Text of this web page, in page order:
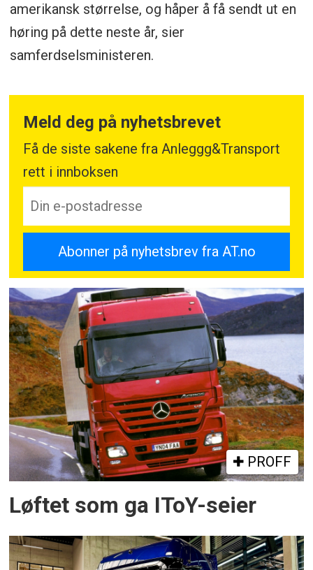
amerikansk størrelse, og håper å få sendt ut en
høring på dette neste år, sier
samferdselsministeren.
Meld deg på nyhetsbrevet
Få de siste sakene fra Anleggg&Transport
rett i innboksen
PROFF
Løftet som ga IToY-seier